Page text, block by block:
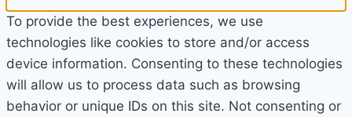
To provide the best experiences, we use
technologies like cookies to store and/or access
device information. Consenting to these technologies
will allow us to process data such as browsing
behavior or unique IDs on this site. Not consenting or